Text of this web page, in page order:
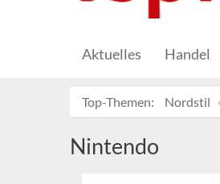
Aktuelles Handel
Top-Themen: Nordstil
Nintendo